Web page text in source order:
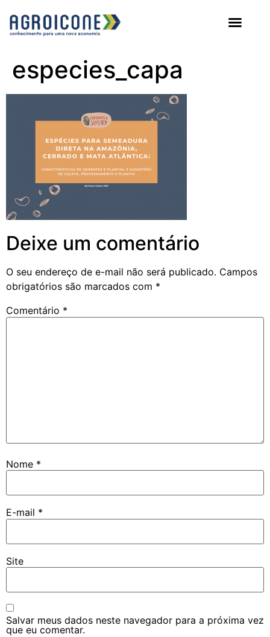
especies_capa
Deixe um comentário
O seu endereço de e-mail não será publicado. Campos
obrigatórios são marcados com *
Comentário *
Nome *
E-mail *
Site
Salvar meus dados neste navegador para a próxima vez
que eu comentar.